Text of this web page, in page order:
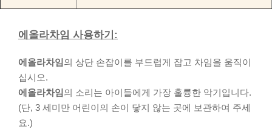
에올라차임 사용하기:
에올라차임 의 상단 손잡이를 부드럽게 잡고 차임을 움직이
십시오.
에올라차임 의 소리는 아이들에게 가장 훌륭한 악기입니다.
(단, 3 세미만 어린이의 손이 닿지 않는 곳에 보관하여 주세
요.)